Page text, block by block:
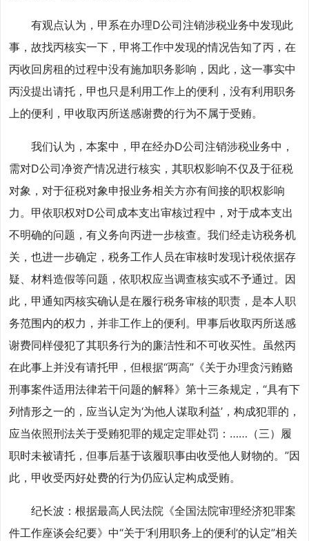
有观点认为，甲系在办理D公司注销涉税业务中发现此
事，故找丙核实一下，甲将工作中发现的情况告知了丙，在
丙收回房租的过程中没有施加职务影响，因此，这一事实中
丙没提出请托，甲也只是利用工作上的便利，没有利用职务
上的便利，甲收取丙所送感谢费的行为不属于受贿。
我们认为，本案中，甲在经办D公司注销涉税业务中，
需对D公司净资产情况进行核实，其职权影响不仅及于征税
对象，对于征税对象申报业务相关方亦有间接的职权影响
力。甲依职权对D公司成本支出审核过程中，对于成本支出
不明确的问题，有义务向丙进一步核查。我们经走访税务机
关，也进一步确定，税务工作人员在审核时发现计税依据存
疑、材料造假等问题，依职权应当调查核实或不予通过。因
此，甲通知丙核实确认是在履行税务审核的职责，是本人职
务范围内的权力，并非工作上的便利。甲事后收取丙所送感
谢费同样侵犯了其职务行为的廉洁性和不可收买性。虽然丙
在此事上并没有请托甲，但根据“两高”《关于办理贪污贿赂
刑事案件适用法律若干问题的解释》第十三条规定，“具有下
列情形之一的，应当认定为‘为他人谋取利益’，构成犯罪的，
应当依照刑法关于受贿犯罪的规定定罪处罚：……（三）履
职时未被请托，但事后基于该履职事由收受他人财物的。”因
此，甲收受丙好处费的行为仍应认定构成受贿。
纪长波：根据最高人民法院《全国法院审理经济犯罪案
件工作座谈会纪要》中“关于‘利用职务上的便利’的认定”相关